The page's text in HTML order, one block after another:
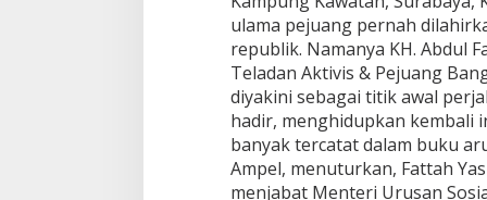
p
u
n
g
K
a
w
a
t
a
ulama pejuang pernah
republik. Namanya KH. Abdul
Teladan Aktivis & Pejuang
diyakini sebagai titik awal
hadir, menghidupkan kembali
banyak tercatat dalam buku
Ampel, menuturkan, Fattah
menjabat Menteri Urusan